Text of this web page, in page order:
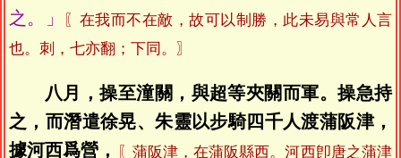
之。」
〖在我而不在敵，故可以制勝，此未易與常人言
也。刺，七亦翻；下同。〗
八月，操至潼關，與超等夾關而軍。操急持
之，而潛遣徐晃、朱靈以步騎四千人渡蒲阪津，
據河西爲營，
〖蒲阪津，在蒲阪縣西。河西卽唐之蒲津